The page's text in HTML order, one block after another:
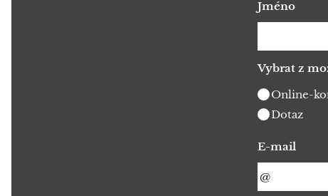
Jméno
Vybrat z
Online-
Dotaz
E-mail